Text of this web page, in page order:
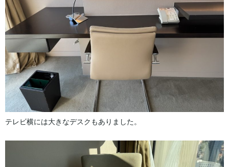
テレビ横には大きなデスクもありました。